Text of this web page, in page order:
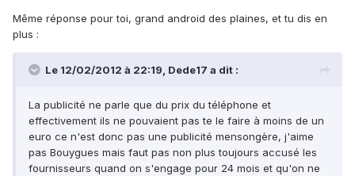
Même réponse pour toi, grand android des plaines, et tu dis en
plus :
Le 12/02/2012 à 22:19, Dede17 a dit :
La publicité ne parle que du prix du téléphone et
effectivement ils ne pouvaient pas te le faire à moins de un
euro ce n'est donc pas une publicité mensongère, j'aime
pas Bouygues mais faut pas non plus toujours accusé les
fournisseurs quand on s'engage pour 24 mois et qu'on ne